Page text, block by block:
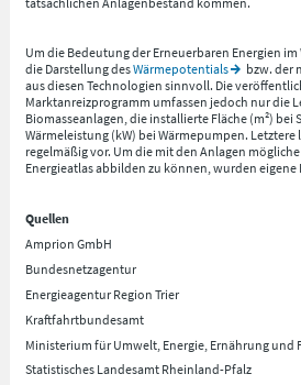
Um die Bedeutung der Erneuerbaren Energien
die Darstellung desWärmepotentials
bzw. der
aus diesen Technologien sinnvoll. Die
Marktanreizprogramm umfassen jedoch nur die
Biomasseanlagen, die installierte Fläche (m²) bei
Wärmeleistung (kW) bei Wärmepumpen. Letztere
regelmäßig vor. Um die mit den Anlagen
Energieatlas abbilden zu können, wurden
Quellen
Amprion GmbH
Bundesnetzagentur
Energieagentur Region Trier
Kraftfahrtbundesamt
Ministerium für Umwelt, Energie, Ernährung und
Statistisches Landesamt Rheinland-Pfalz